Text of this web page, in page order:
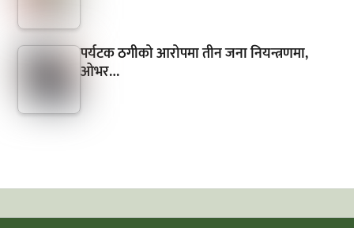
पर्यटक ठगीको आरोपमा तीन जना नियन्त्रणमा,
ओभर…